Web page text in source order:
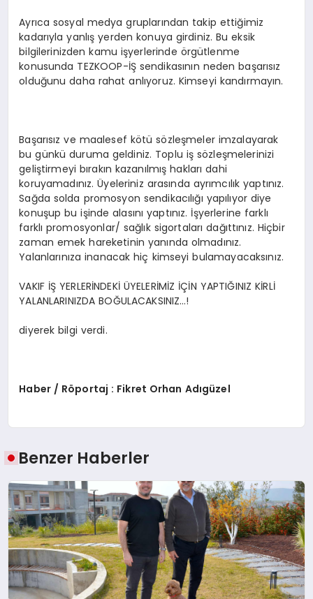
Ayrıca sosyal medya gruplarından takip ettiğimiz
kadarıyla yanlış yerden konuya girdiniz. Bu eksik
bilgilerinizden kamu işyerlerinde örgütlenme
konusunda TEZKOOP-İŞ sendikasının neden başarısız
olduğunu daha rahat anlıyoruz. Kimseyi kandırmayın.
Başarısız ve maalesef kötü sözleşmeler imzalayarak
bu günkü duruma geldiniz. Toplu iş sözleşmelerinizi
geliştirmeyi bırakın kazanılmış hakları dahi
koruyamadınız. Üyeleriniz arasında ayrımcılık yaptınız.
Sağda solda promosyon sendikacılığı yapılıyor diye
konuşup bu işinde alasını yaptınız. İşyerlerine farklı
farklı promosyonlar/ sağlık sigortaları dağıttınız. Hiçbir
zaman emek hareketinin yanında olmadınız.
Yalanlarınıza inanacak hiç kimseyi bulamayacaksınız.
VAKIF İŞ YERLERİNDEKİ ÜYELERİMİZ İÇİN YAPTIĞINIZ KİRLİ
YALANLARINIZDA BOĞULACAKSINIZ…!
diyerek bilgi verdi.
Haber / Röportaj : Fikret Orhan Adıgüzel
Benzer Haberler